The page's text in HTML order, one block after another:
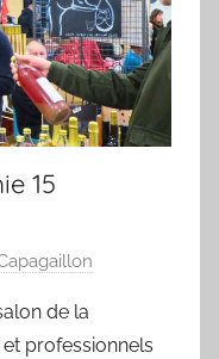
15
de la
professionnels